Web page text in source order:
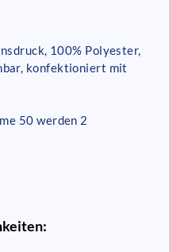
100% Polyester,
konfektioniert mit
50 werden 2